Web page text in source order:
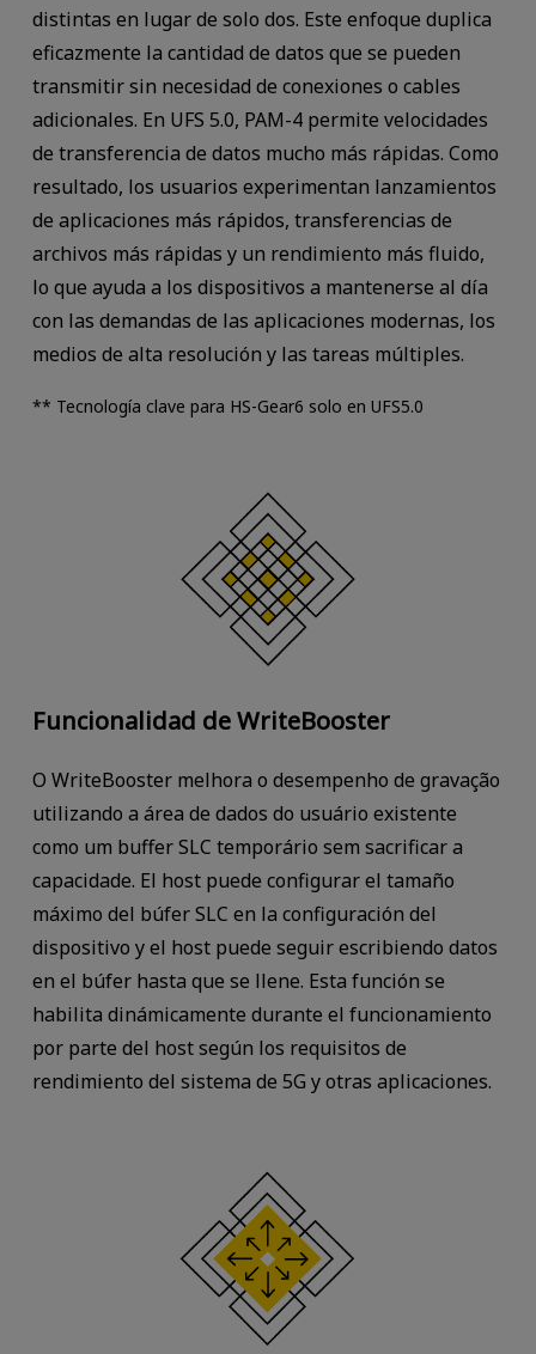
distintas en lugar de solo dos. Este enfoque duplica
eficazmente la cantidad de datos que se pueden
transmitir sin necesidad de conexiones o cables
adicionales. En UFS 5.0, PAM-4 permite velocidades
de transferencia de datos mucho más rápidas. Como
resultado, los usuarios experimentan lanzamientos
de aplicaciones más rápidos, transferencias de
archivos más rápidas y un rendimiento más fluido,
lo que ayuda a los dispositivos a mantenerse al día
con las demandas de las aplicaciones modernas, los
medios de alta resolución y las tareas múltiples.
** Tecnología clave para HS-Gear6 solo en UFS5.0
Funcionalidad de WriteBooster
O WriteBooster melhora o desempenho de gravação
utilizando a área de dados do usuário existente
como um buffer SLC temporário sem sacrificar a
capacidade. El host puede configurar el tamaño
máximo del búfer SLC en la configuración del
dispositivo y el host puede seguir escribiendo datos
en el búfer hasta que se llene. Esta función se
habilita dinámicamente durante el funcionamiento
por parte del host según los requisitos de
rendimiento del sistema de 5G y otras aplicaciones.